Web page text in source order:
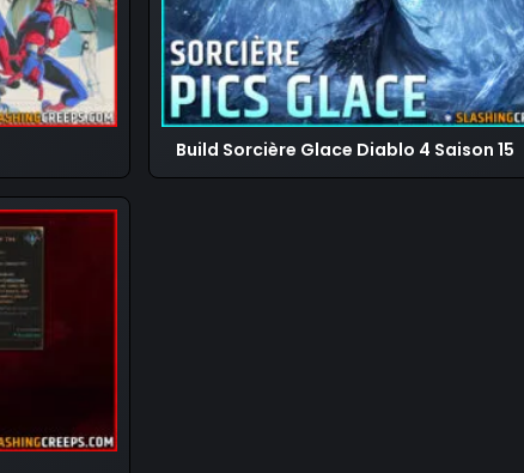
Build Sorcière Glace Diablo 4 Saison 15